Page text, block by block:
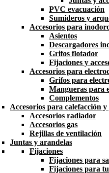
PVC evacuación
Sumideros y
Accesorios para
Asientos
Descargadores
Grifos flotador
Fijaciones y
Accesorios para
Grifos para
Mangueras para
Complementos
Accesorios para calefacción y
Accesorios radiador
Accesorios gas
Rejillas de ventilación
Juntas y arandelas
Fijaciones
Fijaciones para
Fijaciones para